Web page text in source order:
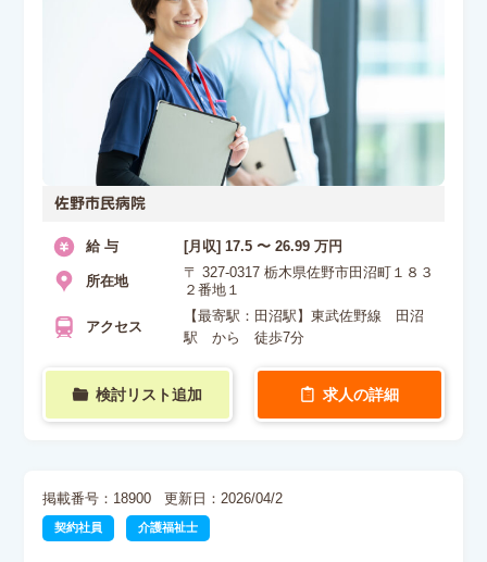
佐野市民病院
給 与 [月収] 17.5 〜 26.99 万円
所在地
〒 327-0317 栃木県佐野市田沼町１８３
２番地１
アクセス
【最寄駅：田沼駅】東武佐野線 田沼
駅 から 徒歩7分
検討リスト追加 求人の詳細
掲載番号：18900 更新日：2026/04/2
契約社員 介護福祉士